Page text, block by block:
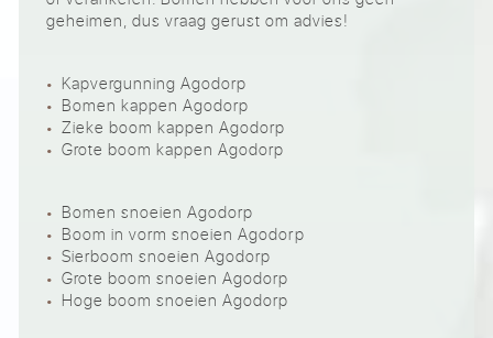
geheimen, dus vraag gerust om advies!
Kapvergunning Agodorp
Bomen kappen Agodorp
Zieke boom kappen Agodorp
Grote boom kappen Agodorp
Bomen snoeien Agodorp
Boom in vorm snoeien Agodorp
Sierboom snoeien Agodorp
Grote boom snoeien Agodorp
Hoge boom snoeien Agodorp